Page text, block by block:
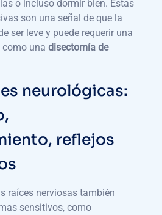
o incluso dormir bien. Estas
son una señal de que la
ser leve y puede requerir una
una disectomía de
neurológicas:
reflejos
raíces nerviosas también
sensitivos, como